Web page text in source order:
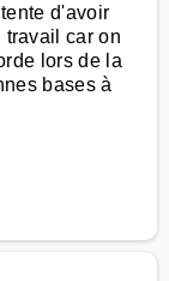
d'avoir
travail car on
lors de la
bases à